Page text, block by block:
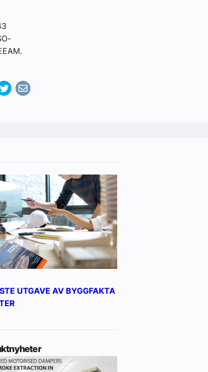
UTGAVE AV BYGGFAKTA